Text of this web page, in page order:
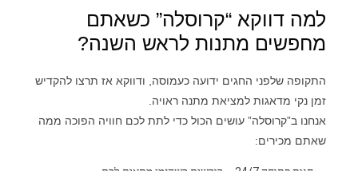
למה דווקא “קרוסלה” כשאתם
מחפשים מתנות לראש השנה?
התקופה שלפני החגים ידועה כעמוסה, ודווקא אז תרצו להקדיש
זמן נקי מדאגות למציאת מתנה ראויה.
אנחנו ב”קרוסלה” עושים הכול כדי לתת לכם חוויה הפוכה ממה
שאתם מכירים: